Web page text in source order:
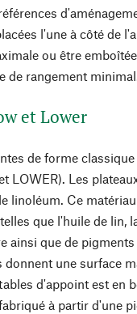
l'une à côté de
ou être
de rangement
et Lower
de forme
LOWER). Les
linoléum. Ce
que l'huile de lin,
ainsi que de
une surface
d'appoint est en
à partir d'une